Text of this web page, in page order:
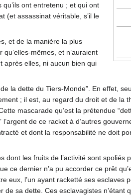
ont entretenu ; et qui ont
(et assassinat véritable, s’il le
et de la manière la plus
mêmes, et n’auraient
après elles, ni aucun bien qui
la dette du Tiers-Monde”. En effet,
; il est, au regard du droit et de la
mascarade qu’est la prétendue
de ce racket à d’autres
et dont la responsabilité ne doit
les fruits de l’activité sont spoliés
ce dernier n’a pu accorder ce prêt
eux, l’un ayant racketté ses esclaves
sa dette. Ces esclavagistes n’étant